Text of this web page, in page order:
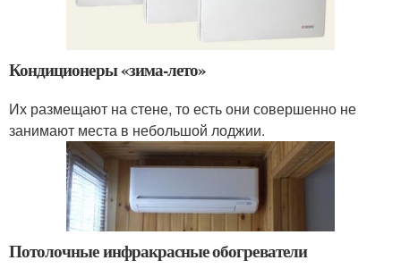
Кондиционеры «зима-лето»
Их размещают на стене, то есть они совершенно не
занимают места в небольшой лоджии.
Потолочные инфракрасные обогреватели